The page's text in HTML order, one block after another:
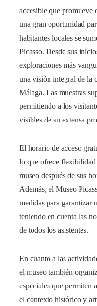
accesible que promueve
una gran oportunidad
habitantes locales se
Picasso. Desde sus
exploraciones más
una visión integral de la
Málaga. Las muestras
permitiendo a los
visibles de su extensa
El horario de acceso
lo que ofrece flexibilidad
museo después de sus
Además, el Museo
medidas para garantizar
teniendo en cuenta las
de todos los asistentes.
En cuanto a las
el museo también
especiales que permiten
el contexto histórico y